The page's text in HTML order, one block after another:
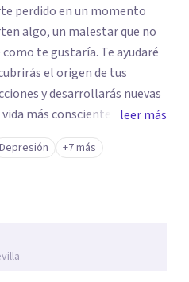
perdido en un momento
algo, un malestar que no
te gustaría. Te ayudaré
el origen de tus
y desarrollarás nuevas
más consciente y
la mente puede
disfrutar o lastrar tu
Por todo ello te animo
cuanto antes, desde una
leer más
Depresión +7 más